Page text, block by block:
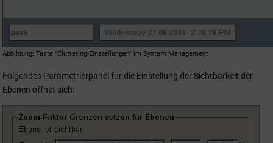
Abbildung Taste "Cluttering-Einstellungen" im System Management
Folgendes Parametrierpanel für die Einstellung der Sichtbarkeit der
Ebenen öffnet sich: